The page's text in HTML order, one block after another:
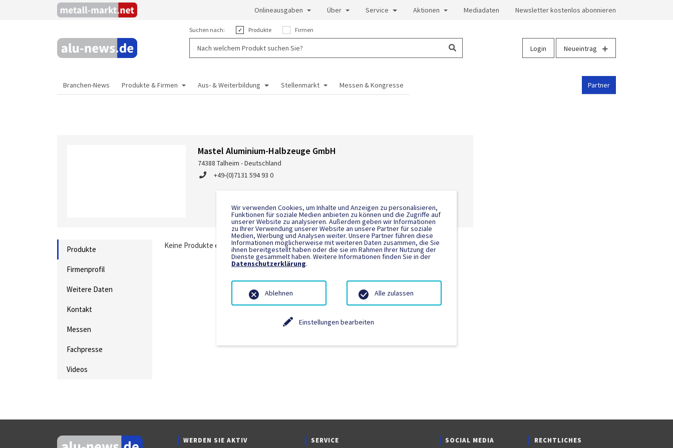
Onlineausgaben Über Service Aktionen Mediadaten Newsletter kostenlos abonnieren
Suchen nach: Produkte Firmen
Login Neueintrag
Branchen-News Produkte & Firmen Aus- & Weiterbildung Stellenmarkt Messen & Kongresse Partner
Mastel Aluminium-Halbzeuge GmbH
74388 Talheim - Deutschland
+49-(0)7131 594 93 0
Produkte
Firmenprofil
Weitere Daten
Kontakt
Messen
Fachpresse
Videos
Keine Produkte eingetragen.
WERDEN SIE AKTIV SERVICE SOCIAL MEDIA RECHTLICHES
Wir verwenden Cookies, um Inhalte und Anzeigen zu personalisieren,
Funktionen für soziale Medien anbieten zu können und die Zugriffe auf
unserer Website zu analysieren. Außerdem geben wir Informationen
zu Ihrer Verwendung unserer Website an unsere Partner für soziale
Medien, Werbung und Analysen weiter. Unsere Partner führen diese
Informationen möglicherweise mit weiteren Daten zusammen, die Sie
ihnen bereitgestellt haben oder die sie im Rahmen Ihrer Nutzung der
Dienste gesammelt haben. Weitere Informationen finden Sie in der
Datenschutzerklärung.
Einstellungen bearbeiten
Ablehnen Alle zulassen